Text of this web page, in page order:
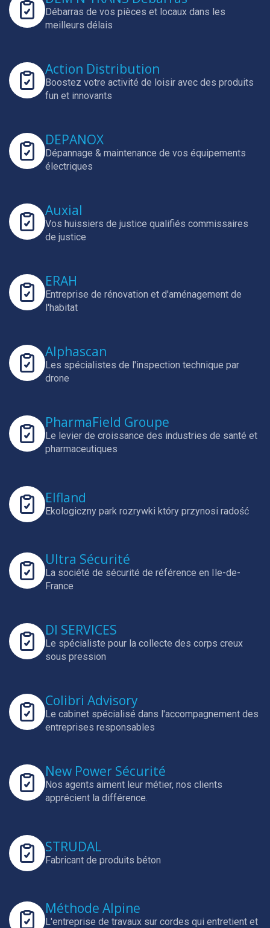
Débarras de vos pièces et locaux dans les
meilleurs délais
Action Distribution
Boostez votre activité de loisir avec des produits
fun et innovants
DEPANOX
Dépannage & maintenance de vos équipements
électriques
Auxial
Vos huissiers de justice qualifiés commissaires
de justice
ERAH
Entreprise de rénovation et d'aménagement de
l'habitat
Alphascan
Les spécialistes de l'inspection technique par
drone
PharmaField Groupe
Le levier de croissance des industries de santé et
pharmaceutiques
Elfland
Ekologiczny park rozrywki który przynosi radość
Ultra Sécurité
La société de sécurité de référence en Ile-de-
France
DI SERVICES
Le spécialiste pour la collecte des corps creux
sous pression
Colibri Advisory
Le cabinet spécialisé dans l'accompagnement des
entreprises responsables
New Power Sécurité
Nos agents aiment leur métier, nos clients
apprécient la différence.
STRUDAL
Fabricant de produits béton
Méthode Alpine
L'entreprise de travaux sur cordes qui entretient et